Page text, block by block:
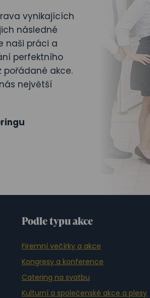
vynikajících
následné
naši práci a
perfektního
pořádané akce.
největší
Podle typu akce
Firemní večírky a akce
Kongresy a konference
Catering na svatbu
Kulturní a společenské akce a plesy